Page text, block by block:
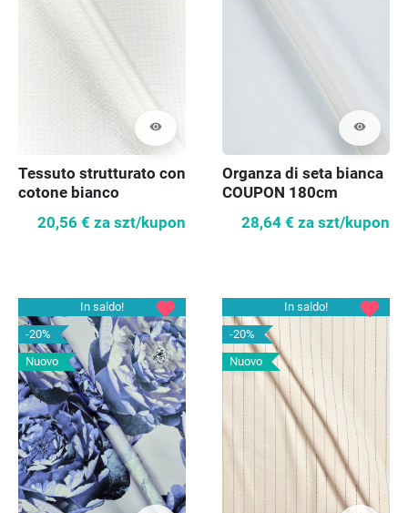
visibility
Tessuto strutturato con
cotone bianco
20,56 € za szt/kupon
visibility
Organza di seta bianca
COUPON 180cm
28,64 € za szt/kupon
In saldo!
-20%
Nuovo
favorite
In saldo!
-20%
Nuovo
favorite